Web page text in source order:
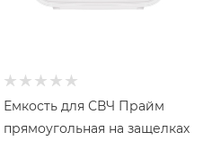
Емкость для СВЧ Прайм
прямоугольная на защелках